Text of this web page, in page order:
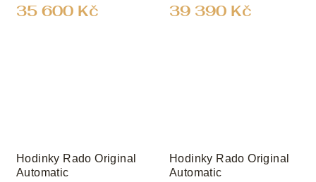
35 600 Kč 39 390 Kč
Hodinky Rado Original
Automatic
Hodinky Rado Original
Automatic